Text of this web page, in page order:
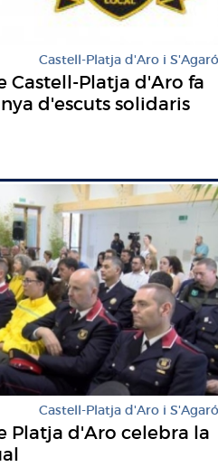
Castell-Platja d'Aro i S'Agaró
Castell-Platja d'Aro fa
d'escuts solidaris
Castell-Platja d'Aro i S'Agaró
Platja d'Aro celebra la